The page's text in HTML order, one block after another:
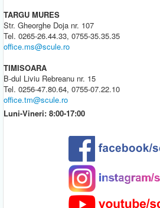
TARGU MURES
Str. Gheorghe Doja nr. 107
Tel. 0265-26.44.33, 0755-35.35.35
office.ms@scule.ro
TIMISOARA
B-dul Liviu Rebreanu nr. 15
Tel. 0256-47.80.64, 0755-07.22.10
office.tm@scule.ro
Luni-Vineri: 8:00-17:00